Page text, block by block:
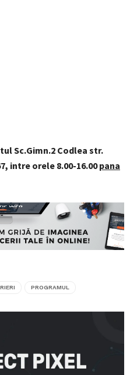
Sc.Gimn.2 Codlea str.
intre orele 8.00-16.00pana
PROGRAMUL